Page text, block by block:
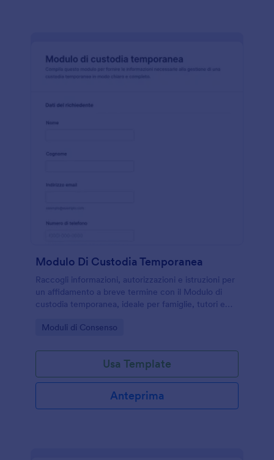
Modulo Di Custodia Temporanea
Raccogli informazioni, autorizzazioni e istruzioni per
un affidamento a breve termine con il Modulo di
custodia temporanea, ideale per famiglie, tutori e
online con Jotform.
Go to Category:
Moduli di Consenso
Usa Template
Anteprima